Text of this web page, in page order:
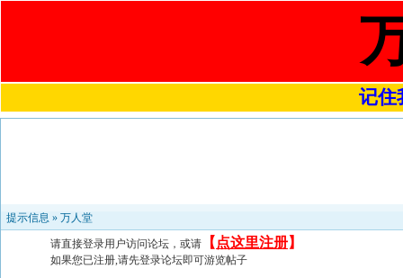
记住
提示信息 » 万人堂
请直接登录用户访问论坛，或请 【 点这里注册】
如果您已注册,请先登录论坛即可游览帖子